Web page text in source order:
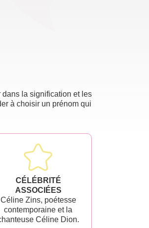
dans la signification et les
à choisir un prénom qui
CÉLÉBRITÉ
ASSOCIÉES
Céline Zins, poétesse
contemporaine et la
Céline Dion.